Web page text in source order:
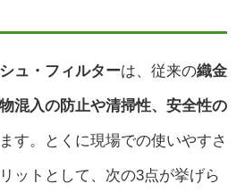
ュ・フィルターは、従来の織金
混入の防止や清掃性、安全性の
す。とくに現場での使いやすさ
ットとして、次の3点が挙げら